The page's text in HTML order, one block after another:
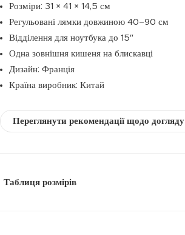
Розміри: 31 × 41 × 14,5 см
Регульовані лямки довжиною 40–90 см
Відділення для ноутбука до 15″
Одна зовнішня кишеня на блискавці
Дизайн: Франція
Країна виробник: Китай
Переглянути рекомендації щодо догляду
Таблиця розмірів